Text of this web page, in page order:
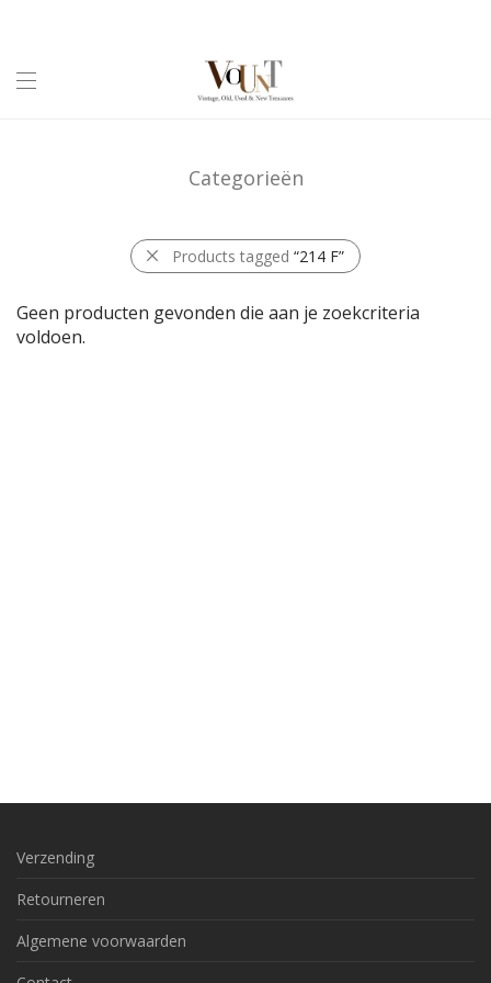
Categorieën
Products tagged “214 F”
Geen producten gevonden die aan je zoekcriteria
voldoen.
Verzending
Retourneren
Algemene voorwaarden